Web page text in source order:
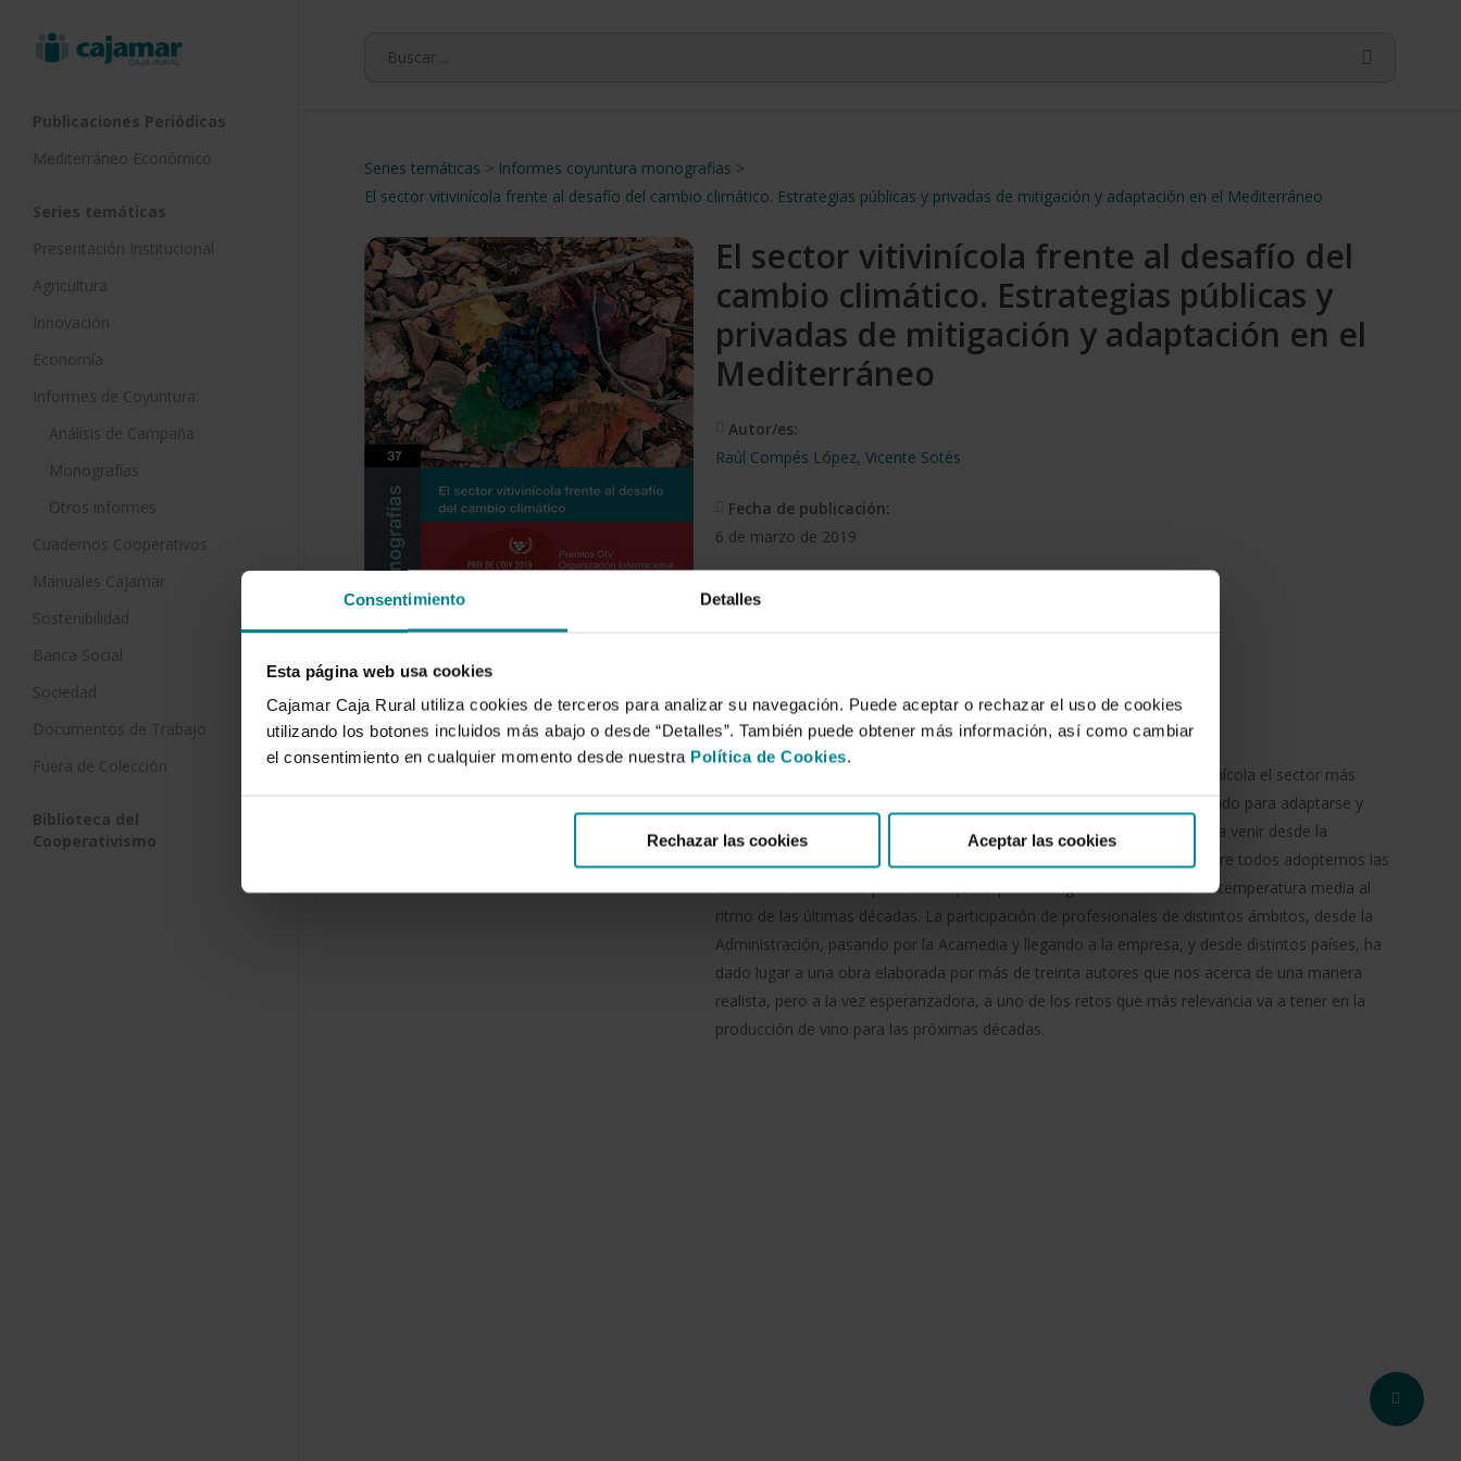
Consentimiento Detalles
Esta página web usa cookies
Cajamar Caja Rural utiliza cookies de terceros para analizar su navegación. Puede aceptar o rechazar el uso de cookies
utilizando los botones incluidos más abajo o desde “Detalles”. También puede obtener más información, así como cambiar
el consentimiento en cualquier momento desde nuestra Política de Cookies.
Rechazar las cookies Aceptar las cookies
Publicaciones Periódicas
Mediterráneo Económico
Series temáticas
Presentación Institucional
Agricultura
Innovación
Economía
Informes de Coyuntura:
Análisis de Campaña
Monografías
Otros informes
Cuadernos Cooperativos
Manuales Cajamar
Sostenibilidad
Banca Social
Sociedad
Documentos de Trabajo
Fuera de Colección
Biblioteca del
Cooperativismo
Series temáticas > Informes coyuntura monografias >
El sector vitivinícola frente al desafío del cambio climático. Estrategias públicas y privadas de mitigación y adaptación en el Mediterráneo
Descargar
El sector vitivinícola frente al desafío del
cambio climático. Estrategias públicas y
privadas de mitigación y adaptación en el
Mediterráneo
Autor/es:
Raúl Compés López, Vicente Sotés
Fecha de publicación:
6 de marzo de 2019
ISBN:
Resumen:
Como se desarrolla a lo largo de esta obra, probablemente sea el vitivinícola el sector más
sensibilizado, al que más afecta y el que más acciones está emprendiendo para adaptarse y
frenar el calentamiento de la Tierra. En gran medida las soluciones van a venir desde la
tecnología, pero previamente es necesaria una sensibilización y que entre todos adoptemos las
conductas necesarias para evitar que el planeta siga incrementando su temperatura media al
ritmo de las últimas décadas. La participación de profesionales de distintos ámbitos, desde la
Administración, pasando por la Acamedia y llegando a la empresa, y desde distintos países, ha
dado lugar a una obra elaborada por más de treinta autores que nos acerca de una manera
realista, pero a la vez esperanzadora, a uno de los retos que más relevancia va a tener en la
producción de vino para las próximas décadas.